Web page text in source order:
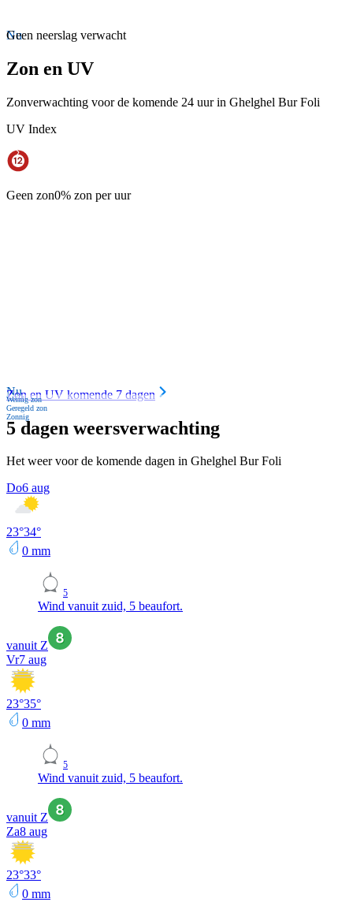
Nu
Geen neerslag verwacht
Zon en UV
Zonverwachting voor de komende 24 uur in Ghelghel Bur Foli
UV Index
Geen zon0% zon per uur
Nu
Weinig zon
Geregeld zon
Zonnig
Zon en UV komende 7 dagen
5 dagen weersverwachting
Het weer voor de komende dagen in Ghelghel Bur Foli
Do6 aug
23°34°
0 mm
5
Wind vanuit zuid, 5 beaufort.
vanuit Z
Vr7 aug
23°35°
0 mm
5
Wind vanuit zuid, 5 beaufort.
vanuit Z
Za8 aug
23°33°
0 mm